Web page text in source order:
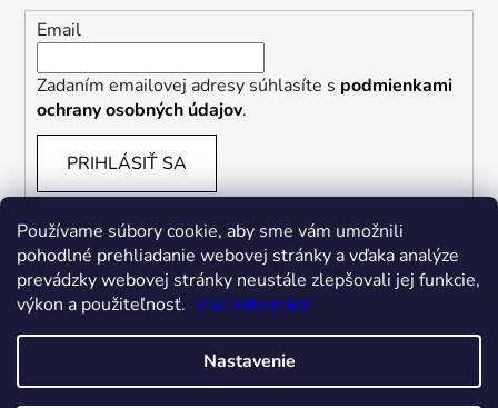
Používame súbory cookie, aby sme vám umožnili
pohodlné prehliadanie webovej stránky a vďaka analýze
prevádzky webovej stránky neustále zlepšovali jej funkcie,
výkon a použiteľnosť. Viac informácií
Nastavenie
Email
Zadaním emailovej adresy súhlasíte s podmienkami
ochrany osobných údajov.
PRIHLÁSIŤ SA